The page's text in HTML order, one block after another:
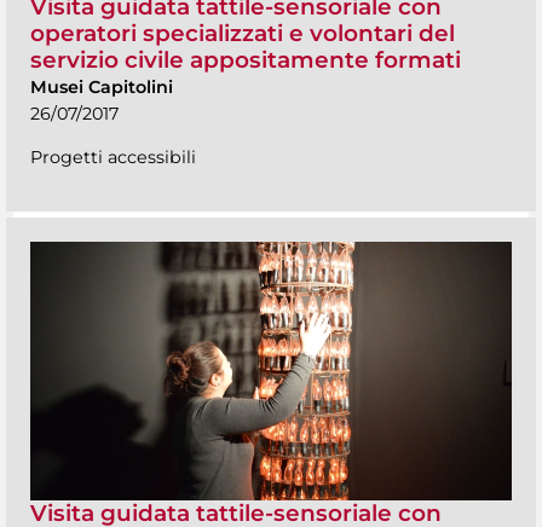
Visita guidata tattile-sensoriale con
operatori specializzati e volontari del
servizio civile appositamente formati
Musei Capitolini
26/07/2017
Progetti accessibili
Visita guidata tattile-sensoriale con